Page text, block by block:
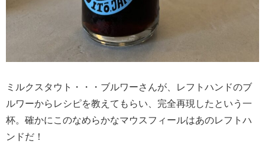
ミルクスタウト・・・ブルワーさんが、レフトハンドのブ
ルワーからレシピを教えてもらい、完全再現したという一
杯。確かにこのなめらかなマウスフィールはあのレフトハ
ンドだ！